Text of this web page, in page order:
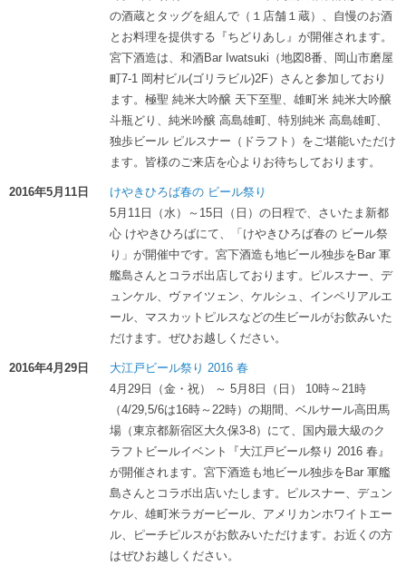
の酒蔵とタッグを組んで（１店舗１蔵）、自慢のお酒
とお料理を提供する『ちどりあし』が開催されます。
宮下酒造は、和酒Bar Iwatsuki（地図8番、岡山市磨屋
町7-1 岡村ビル(ゴリラビル)2F）さんと参加しており
ます。極聖 純米大吟醸 天下至聖、雄町米 純米大吟醸
斗瓶どり、純米吟醸 高島雄町、特別純米 高島雄町、
独歩ビール ピルスナー（ドラフト）をご堪能いただけ
ます。皆様のご来店を心よりお待ちしております。
2016年5月11日
けやきひろば春の ビール祭り
5月11日（水）～15日（日）の日程で、さいたま新都
心 けやきひろばにて、「けやきひろば春の ビール祭
り」が開催中です。宮下酒造も地ビール独歩をBar 軍
艦島さんとコラボ出店しております。ピルスナー、デ
ュンケル、ヴァイツェン、ケルシュ、インペリアルエ
ール、マスカットピルスなどの生ビールがお飲みいた
だけます。ぜひお越しください。
2016年4月29日
大江戸ビール祭り 2016 春
4月29日（金・祝） ～ 5月8日（日） 10時～21時
（4/29,5/6は16時～22時）の期間、ベルサール高田馬
場（東京都新宿区大久保3-8）にて、国内最大級のク
ラフトビールイベント『大江戸ビール祭り 2016 春』
が開催されます。宮下酒造も地ビール独歩をBar 軍艦
島さんとコラボ出店いたします。ピルスナー、デュン
ケル、雄町米ラガービール、アメリカンホワイトエー
ル、ピーチピルスがお飲みいただけます。お近くの方
はぜひお越しください。